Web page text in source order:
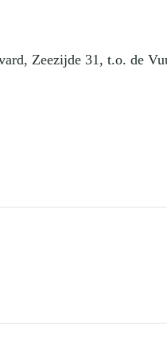
Zeezijde 31, t.o. de